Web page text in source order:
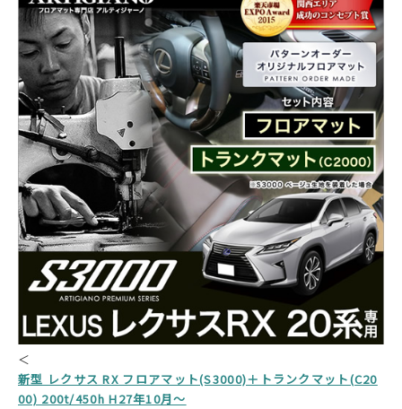
＜
新型 レクサス RX フロアマット(S3000)＋トランクマット(C20
00) 200t/450h H27年10月～